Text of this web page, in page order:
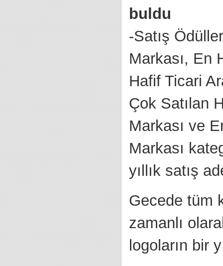
buldu
-Satış
Markası, En
Hafif Ticari
Çok Satılan
Markası ve
Markası
yıllık satış
Gecede tüm
zamanlı
logoların bir